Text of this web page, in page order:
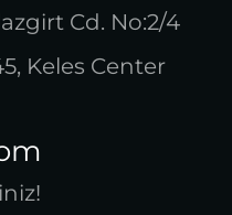
Cd. No:2/4
Keles Center